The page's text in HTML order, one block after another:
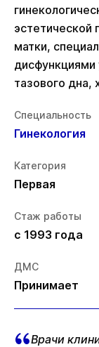
эстетической
матки,
тазового дна,
Специальность
Гинекология
Категория
Первая
Стаж работы
с 1993 года
ДМС
Принимает
Врачи